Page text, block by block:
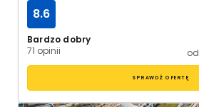
Bardzo dobry
71 opinii
8.6
od
SPRAWDŹ OFERTĘ